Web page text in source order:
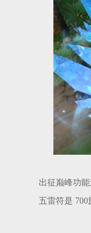
出征巅峰功
五雷符是